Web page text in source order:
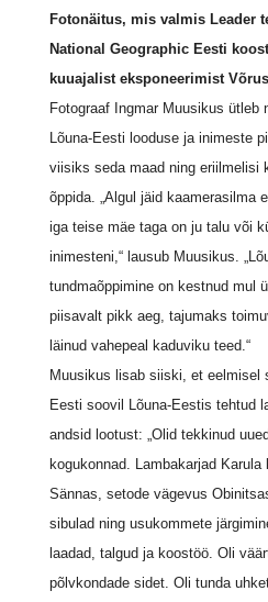
Fotonäitus, mis valmis Leader
National Geographic Eesti
kuuajalist eksponeerimist
Fotograaf Ingmar Muusikus ütleb
Lõuna-Eesti looduse ja inimeste
viisiks seda maad ning eriilmelisi
õppida. „Algul jäid kaamerasilma
iga teise mäe taga on ju talu või
inimesteni,“ lausub Muusikus.
tundmaõppimine on kestnud mul
piisavalt pikk aeg, tajumaks
läinud vahepeal kaduviku teed.“
Muusikus lisab siiski, et eelmisel
Eesti soovil Lõuna-Eestis tehtud
andsid lootust: „Olid tekkinud
kogukonnad. Lambakarjad
Sännas, setode vägevus
sibulad ning usukommete
laadad, talgud ja koostöö. Oli
põlvkondade sidet. Oli tunda